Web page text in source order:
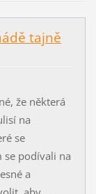
tajně
že některá
na
se
se podívali na
a